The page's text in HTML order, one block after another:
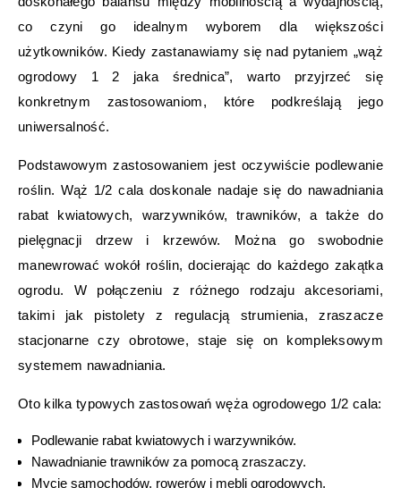
co czyni go idealnym wyborem dla większości
użytkowników. Kiedy zastanawiamy się nad pytaniem „wąż
ogrodowy 1 2 jaka średnica”, warto przyjrzeć się
konkretnym zastosowaniom, które podkreślają jego
uniwersalność.
Podstawowym zastosowaniem jest oczywiście podlewanie
roślin. Wąż 1/2 cala doskonale nadaje się do nawadniania
rabat kwiatowych, warzywników, trawników, a także do
pielęgnacji drzew i krzewów. Można go swobodnie
manewrować wokół roślin, docierając do każdego zakątka
ogrodu. W połączeniu z różnego rodzaju akcesoriami,
takimi jak pistolety z regulacją strumienia, zraszacze
stacjonarne czy obrotowe, staje się on kompleksowym
systemem nawadniania.
Oto kilka typowych zastosowań węża ogrodowego 1/2 cala:
Podlewanie rabat kwiatowych i warzywników.
Nawadnianie trawników za pomocą zraszaczy.
Mycie samochodów, rowerów i mebli ogrodowych.